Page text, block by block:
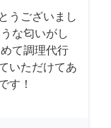
うございまし
な匂いがし
て調理代行
いただけてあ
す！